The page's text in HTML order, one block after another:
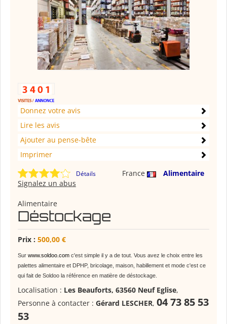
Donnez votre avis
Lire les avis
Ajouter au pense-bête
Imprimer
Détails France
Alimentaire
Signalez un abus
Alimentaire
Déstockage
Prix : 500,00 €
Sur www.soldoo.com c'est simple il y a de tout. Vous avez le choix entre les
palettes alimentaire et DPHP, bricolage, maison, habillement et mode c'est ce
qui fait de Soldoo la référence en matière de déstockage.
Localisation : Les Beauforts, 63560 Neuf Eglise,
Personne à contacter : Gérard LESCHER, 04 73 85 53
53